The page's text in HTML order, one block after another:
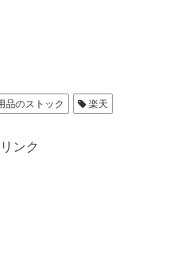
品のストック 楽天
ンク